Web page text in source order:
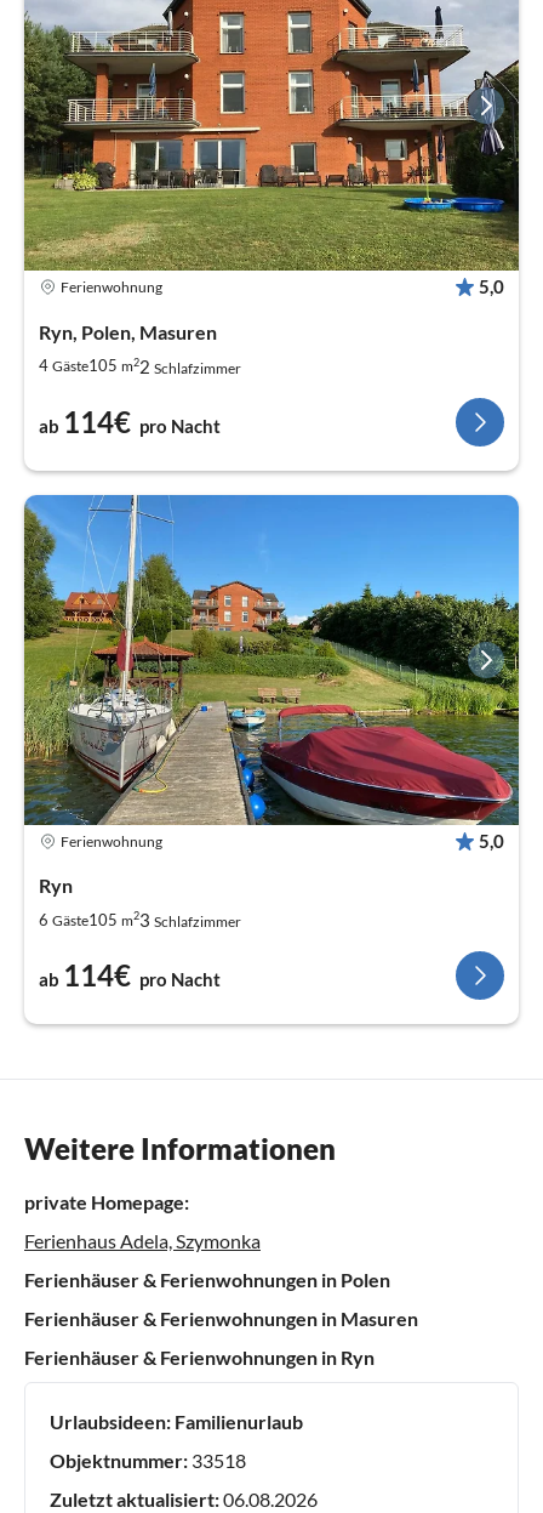
Ferienwohnung 5,0
Ryn, Polen, Masuren
4 Gäste105 m22 Schlafzimmer
ab 114€ pro Nacht
Ferienwohnung 5,0
Ryn
6 Gäste105 m23 Schlafzimmer
ab 114€ pro Nacht
Weitere Informationen
private Homepage:
Ferienhaus Adela, Szymonka
Ferienhäuser & Ferienwohnungen in Polen
Ferienhäuser & Ferienwohnungen in Masuren
Ferienhäuser & Ferienwohnungen in Ryn
Urlaubsideen: Familienurlaub
Objektnummer: 33518
Zuletzt aktualisiert:06.08.2026